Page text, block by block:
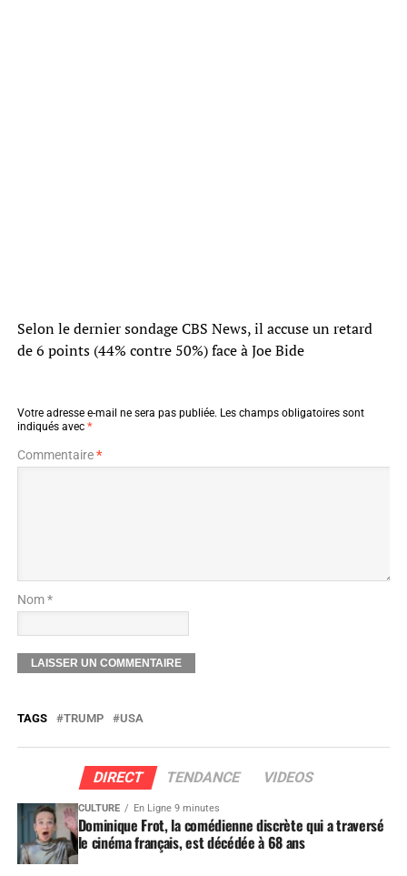
Selon le dernier sondage CBS News, il accuse un retard
de 6 points (44% contre 50%) face à Joe Bide
Votre adresse e-mail ne sera pas publiée. Les champs obligatoires sont
indiqués avec *
Commentaire*
Nom *
TAGS TRUMP USA
DIRECT TENDANCE VIDEOS
CULTURE En Ligne 9 minutes
Dominique Frot, la comédienne discrète qui a traversé
le cinéma français, est décédée à 68 ans